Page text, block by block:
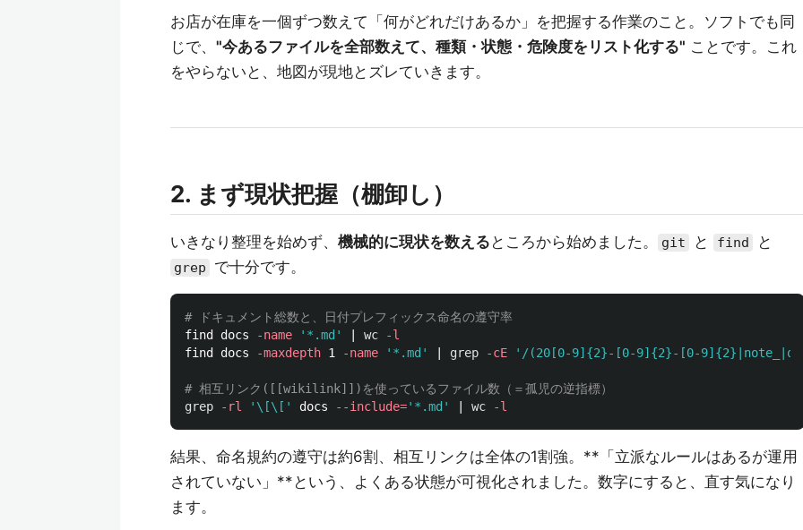
お店が在庫を一個ずつ数えて「何がどれだけあるか」を把握する作業のこと。ソフトでも同
じで、 "今あるファイルを全部数えて、種類・状態・危険度をリスト化する" ことです。これ
をやらないと、地図が現地とズレていきます。
2. まず現状把握（棚卸し）
いきなり整理を始めず、 機械的に現状を数える ところから始めました。 git と find と
grep で十分です。
# ドキュメント総数と、日付プレフィックス命名の遵守率
find docs
-name '*.md' wc
-l
find docs
-maxdepth 1 -name '*.md' grep -cE '/(20[0-9]{2}-[0-9]{2}-[0-
# 相互リンク([[wikilink]])を使っているファイル数（＝孤児の逆指標）
grep
-rl '\[\[' docs --include='*.md' wc -l
結果、命名規約の遵守は約6割、相互リンクは全体の1割強。**「立派なルールはあるが運用
されていない」**という、よくある状態が可視化されました。数字にすると、直す気になり
ます。